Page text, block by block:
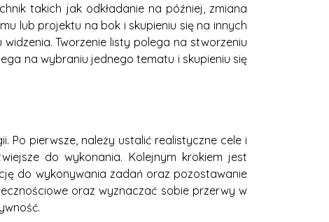
takich jak odkładanie na później, zmiana
lub projektu na bok i skupieniu się na innych
Tworzenie listy polega na stworzeniu
na wybraniu jednego tematu i skupieniu się
pierwsze, należy ustalić realistyczne cele i
do wykonania. Kolejnym krokiem jest
do wykonywania zadań oraz pozostawanie
oraz wyznaczać sobie przerwy w